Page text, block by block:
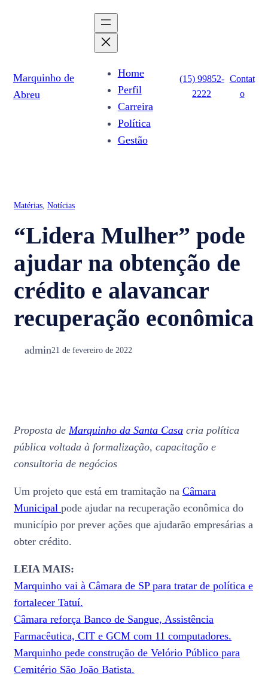
Marquinho de
Abreu
Home
Perfil
Carreira
Política
Gestão
(15) 99852-
2222
Contat
o
Matérias, Notícias
“Lidera Mulher” pode
ajudar na obtenção de
crédito e alavancar
recuperação econômica
admin21 de fevereiro de 2022
Proposta de Marquinho da Santa Casa cria política
pública voltada à formalização, capacitação e
consultoria de negócios
Um projeto que está em tramitação na Câmara
Municipal pode ajudar na recuperação econômica do
município por prever ações que ajudarão empresárias a
obter crédito.
LEIA MAIS:
Marquinho vai à Câmara de SP para tratar de política e
fortalecer Tatuí.
Câmara reforça Banco de Sangue, Assistência
Farmacêutica, CIT e GCM com 11 computadores.
Marquinho pede construção de Velório Público para
Cemitério São João Batista.